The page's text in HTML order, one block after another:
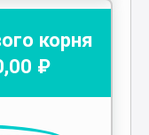
корня
,00 ₽